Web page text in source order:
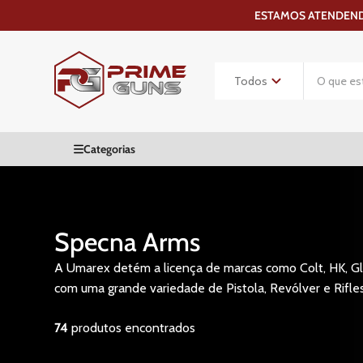
ESTAMOS
Specna Arms
A Umarex detém a licença de marcas como Colt, HK,
com uma grande variedade de Pistola, Revólver e
74produtos